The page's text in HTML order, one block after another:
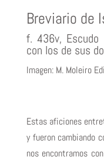
Breviario de
f. 436v, Escudo
con los de sus
Imagen: M. Moleiro
Estas aficiones
y fueron cambiando
nos encontramos